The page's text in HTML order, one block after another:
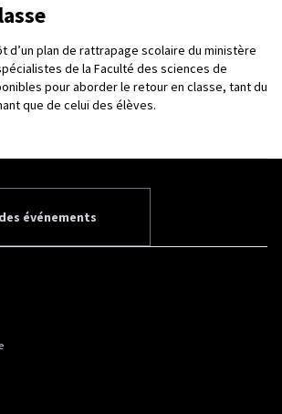
d’un plan de rattrapage scolaire du ministère
de la Faculté des sciences de
pour aborder le retour en classe, tant du
que de celui des élèves.
événements